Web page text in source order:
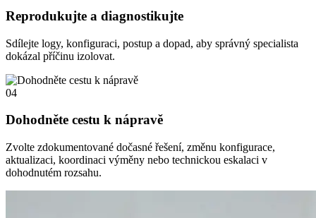
Reprodukujte a diagnostikujte
Sdílejte logy, konfiguraci, postup a dopad, aby správný specialista
dokázal příčinu izolovat.
04
Dohodněte cestu k nápravě
Zvolte zdokumentované dočasné řešení, změnu konfigurace,
aktualizaci, koordinaci výměny nebo technickou eskalaci v
dohodnutém rozsahu.